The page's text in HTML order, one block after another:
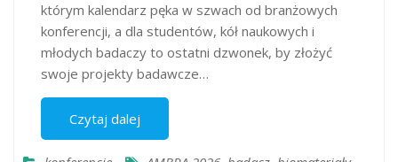
którym kalendarz pęka w szwach od branżowych
konferencji, a dla studentów, kół naukowych i
młodych badaczy to ostatni dzwonek, by złożyć
swoje projekty badawcze…
Czytaj dalej